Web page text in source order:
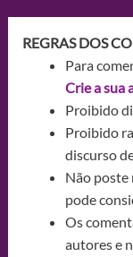
REGRAS DOS
Para
Crie a sua
Proibido
Proibido
discurso
Não poste
pode
Os
autores e